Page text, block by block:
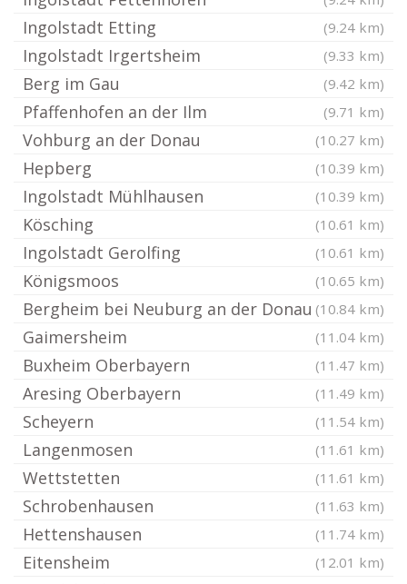
Ingolstadt Etting (9.24 km)
Ingolstadt Irgertsheim (9.33 km)
Berg im Gau (9.42 km)
Pfaffenhofen an der Ilm (9.71 km)
Vohburg an der Donau (10.27 km)
Hepberg (10.39 km)
Ingolstadt Mühlhausen (10.39 km)
Kösching (10.61 km)
Ingolstadt Gerolfing (10.61 km)
Königsmoos (10.65 km)
Bergheim bei Neuburg an der Donau (10.84 km)
Gaimersheim (11.04 km)
Buxheim Oberbayern (11.47 km)
Aresing Oberbayern (11.49 km)
Scheyern (11.54 km)
Langenmosen (11.61 km)
Wettstetten (11.61 km)
Schrobenhausen (11.63 km)
Hettenshausen (11.74 km)
Eitensheim (12.01 km)